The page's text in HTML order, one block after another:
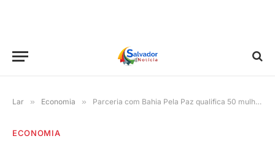
Lar » Economia » Parceria com Bahia Pela Paz qualifica 50 mulheres e fomenta empreendedorismo feminino em São Caetano
ECONOMIA